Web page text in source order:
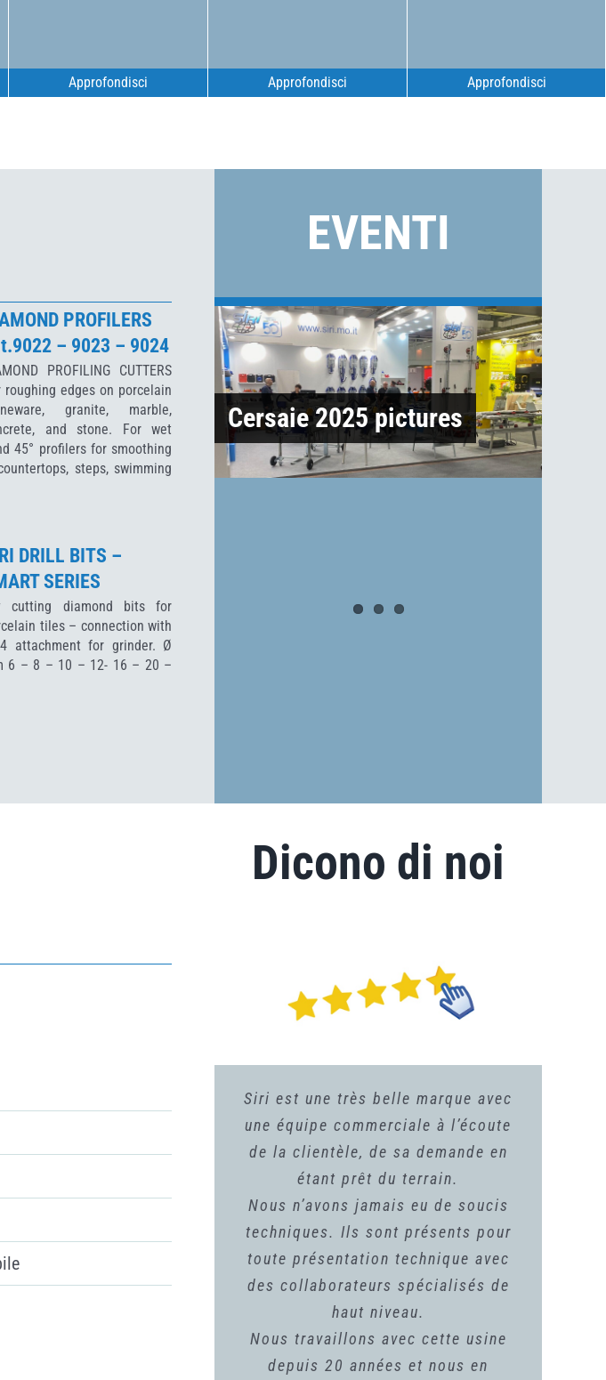
Approfondisci Approfondisci Approfondisci
PROFILERS
– 9023 – 9024
PROFILING CUTTERS
roughing edges on porcelain
granite, marble,
and stone. For wet
45° profilers for smoothing
steps, swimming
DRILL BITS –
SERIES
cutting diamond bits for
tiles – connection with
attachment for grinder. Ø
6 – 8 – 10 – 12- 16 – 20 –
EVENTI
Cersaie 2025 pictures
DEMO JANUARY 2024
Dicono di noi
Siri est une très belle marque avec
une équipe commerciale à l’écoute
de la clientèle, de sa demande en
étant prêt du terrain.
Nous n’avons jamais eu de soucis
techniques. Ils sont présents pour
toute présentation technique avec
des collaborateurs spécialisés de
haut niveau.
Nous travaillons avec cette usine
depuis 20 années et nous en
Extremely correct supplier. We have
been working and representing SIRI
for more than 26 years. We have
not had any quality problems and
our customers are satisfied with all
the products. SIRI has established
itself on our market as one of the
leading brands of machines and
products related to the laying of
flooring and cladding and has
become a symbol of quality.
Best tools for professionals
Available in Poland
Dzioba
I bought this Siri 90 and I am very
pleased with it I loved it and it help
a lot.
Siri 90 happy happy Ihsan nadir
I just want to say thank you for this
great website. I found a solution
here on siri.mo.it for my issue.
Thanks Joseph from Poland